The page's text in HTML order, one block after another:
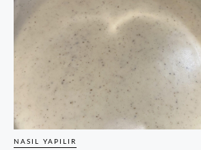
NASIL YAPILIR